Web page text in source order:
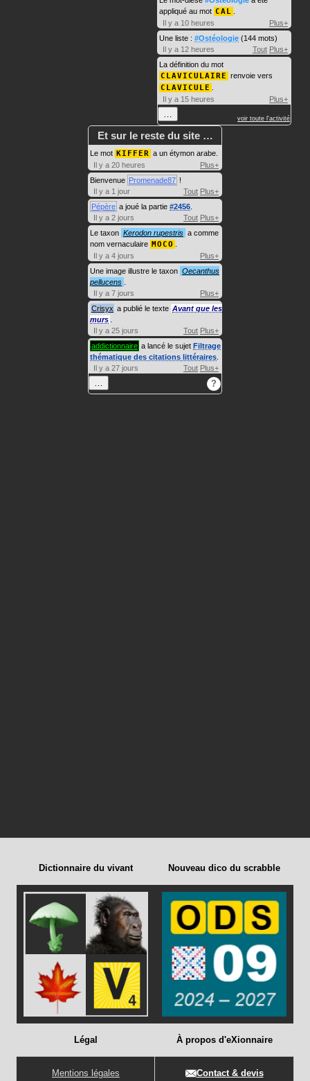
appliqué au mot CAL
Il y a 10 heures
Plus+
Une liste : #Ostéologie (144 mots)
Il y a 12 heures
Tout Plus+
La définition du mot
CLAVICULAIRE renvoie vers
CLAVICULE
Il y a 15 heures
Plus+
voir toute l'activité
Et sur le reste du site …
Le mot KIFFER a un étymon arabe.
Il y a 20 heures
Plus+
Bienvenue Promenade87 !
Il y a 1 jour
Tout Plus+
Pépère a joué la partie #2456
Il y a 2 jours
Tout Plus+
Le taxon Kerodon rupestris a comme
nom vernaculaire MOCO
Il y a 4 jours
Plus+
Une image illustre le taxon Oecanthus
pellucens
Il y a 7 jours
Plus+
Crisyx a publié le texte Avant que les
murs
Il y a 25 jours
Tout Plus+
addictionnaire a lancé le sujet Filtrage
thématique des citations littéraires
Il y a 27 jours
Tout Plus+
?
Dictionnaire du vivant Nouveau dico du scrabble
Légal
Mentions légales
À propos d'eXionnaire
Contact & devis